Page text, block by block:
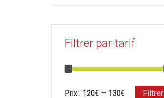
Filtrer par tarif
Prix
Prix
Filtrer
Prix : 120€ — 130€